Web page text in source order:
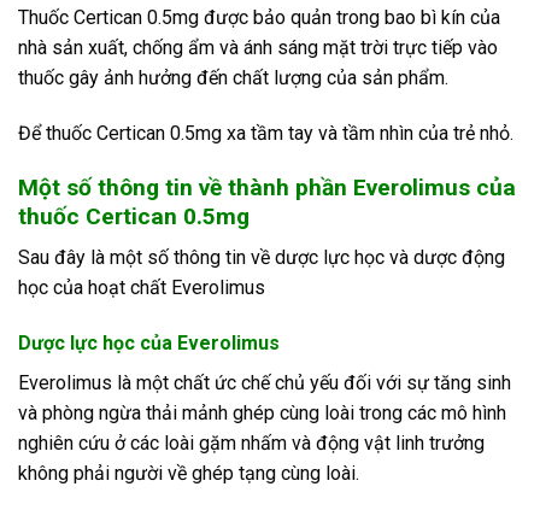
Thuốc Certican 0.5mg được bảo quản trong bao bì kín của
nhà sản xuất, chống ẩm và ánh sáng mặt trời trực tiếp vào
thuốc gây ảnh hưởng đến chất lượng của sản phẩm.
Để thuốc Certican 0.5mg xa tầm tay và tầm nhìn của trẻ nhỏ.
Một số thông tin về thành phần Everolimus của
thuốc Certican 0.5mg
Sau đây là một số thông tin về dược lực học và dược động
học của hoạt chất Everolimus
Dược lực học của Everolimus
Everolimus là một chất ức chế chủ yếu đối với sự tăng sinh
và phòng ngừa thải mảnh ghép cùng loài trong các mô hình
nghiên cứu ở các loài gặm nhấm và động vật linh trưởng
không phải người về ghép tạng cùng loài.